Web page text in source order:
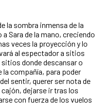
la sombra inmensa de la
Sara de la mano, creciendo
veces la proyección y lo
al espectador a sitios
donde descansar o
la compañía, para poder
sentir, querer ser nota de
dejarse ir tras los
con fuerza de los vuelos